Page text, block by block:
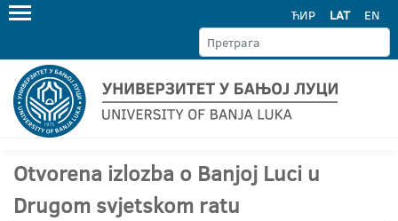
ЋИР LAT EN
Otvorena izlozba o Banjoj Luci u
Drugom svjetskom ratu